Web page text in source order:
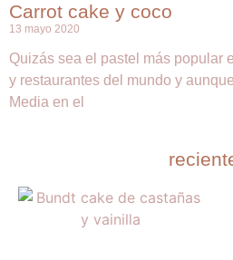
Carrot cake y coco
13 mayo 2020
Quizás sea el pastel más popular
y restaurantes del mundo y
Media en el